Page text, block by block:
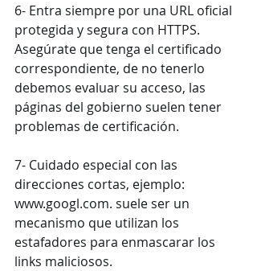
6- Entra siempre por una URL oficial
protegida y segura con HTTPS.
Asegúrate que tenga el certificado
correspondiente, de no tenerlo
debemos evaluar su acceso, las
páginas del gobierno suelen tener
problemas de certificación.
7- Cuidado especial con las
direcciones cortas, ejemplo:
www.googl.com. suele ser un
mecanismo que utilizan los
estafadores para enmascarar los
links maliciosos.